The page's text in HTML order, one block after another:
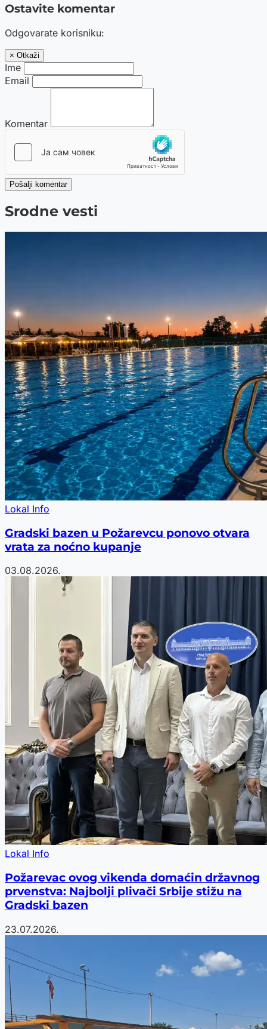
Ostavite komentar
Odgovarate korisniku:
× Otkaži
Ime
Email
Komentar
Pošalji komentar
Srodne vesti
Lokal Info
Gradski bazen u Požarevcu ponovo otvara
vrata za noćno kupanje
03.08.2026.
Lokal Info
Požarevac ovog vikenda domaćin državnog
prvenstva: Najbolji plivači Srbije stižu na
Gradski bazen
23.07.2026.